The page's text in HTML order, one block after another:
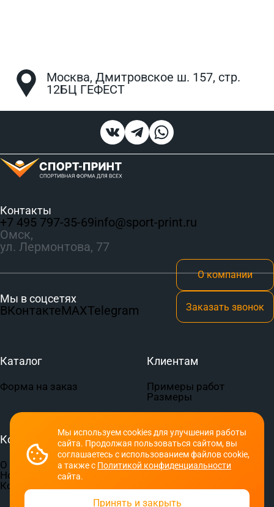
Москва, Дмитровское ш. 157, стр.
12БЦ ГЕФЕСТ
Мы используем cookies для улучшения работы
сайта. Продолжая пользоваться сайтом, вы
соглашаетесь с использованием файлов cookie,
а также с Политикой конфиденциальности
сайта.
Принять и закрыть
Контакты
+7 495 797‑35-69info@sport-print.ru
Омск,
ул. Лермонтова, 77
Мы в соцсетях
ВКонтактеMAXTelegram
О компании
Заказать звонок
Каталог
Форма на заказ
Клиентам
Примеры работ
Размеры
Компания
О компании
Новости
Контакты
Документы
Пользовательское
конфиденциальности